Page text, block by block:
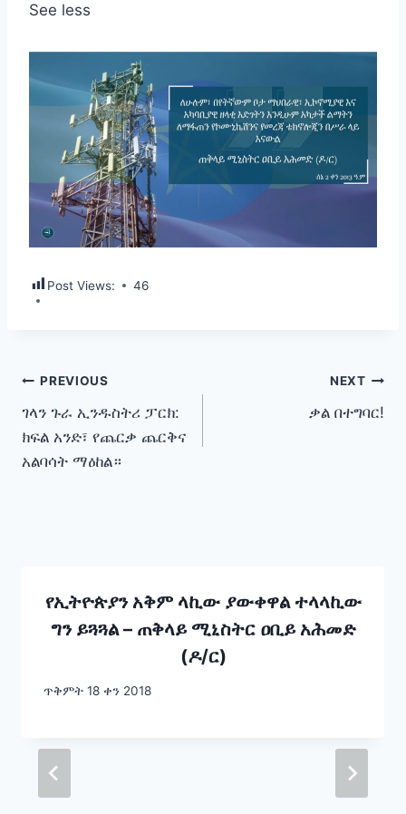
See less
Post Views: 46
Post
navigation
PREVIOUS
ገላን ጉራ ኢንዱስትሪ ፓርክ:
ክፍል አንድ፣ የጨርቃ ጨርቅና
አልባሳት ማዕከል።
NEXT
ቃል በተግባር!
የኢትዮጵያን አቅም ላኪው ያውቀዋል ተላላኪው
ግን ይጓጓል – ጠቅላይ ሚኒስትር ዐቢይ አሕመድ
(ዶ/ር)
ጥቅምት 18 ቀን 2018